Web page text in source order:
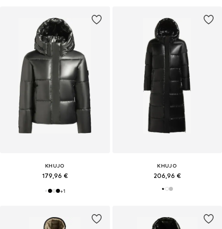
KHUJO
179,96 €
+1
KHUJO
206,96 €